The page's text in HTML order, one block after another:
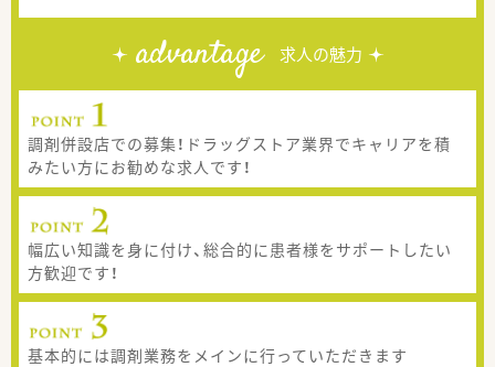
advantage 求人の魅力
調剤併設店での募集！ドラッグストア業界でキャリアを積
みたい方にお勧めな求人です！
幅広い知識を身に付け、総合的に患者様をサポートしたい
方歓迎です！
基本的には調剤業務をメインに行っていただきます